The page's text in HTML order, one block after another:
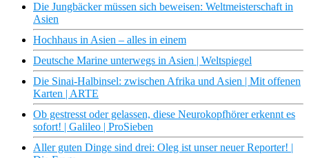
Die Jungbäcker müssen sich beweisen: Weltmeisterschaft in
Asien
Hochhaus in Asien – alles in einem
Deutsche Marine unterwegs in Asien | Weltspiegel
Die Sinai-Halbinsel: zwischen Afrika und Asien | Mit offenen
Karten | ARTE
Ob gestresst oder gelassen, diese Neurokopfhörer erkennt es
sofort! | Galileo | ProSieben
Aller guten Dinge sind drei: Oleg ist unser neuer Reporter! |